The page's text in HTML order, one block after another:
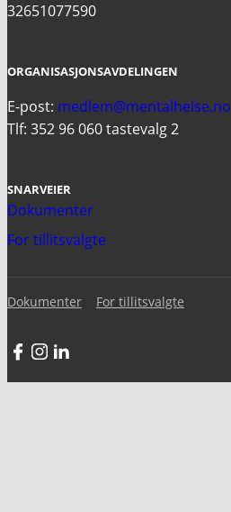
32651077590
ORGANISASJONSAVDELINGEN
E-post: medlem@mentalhelse.no
Tlf: 352 96 060 tastevalg 2
SNARVEIER
Dokumenter
For tillitsvalgte
Dokumenter For tillitsvalgte